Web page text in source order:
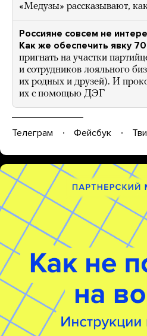
«Медузы» рассказывают,
Россияне совсем не
Как же обеспечить явку
пригнать на участки
и сотрудников лояльного
их родных и друзей). И
их с помощью ДЭГ
Телеграм Фейсбук